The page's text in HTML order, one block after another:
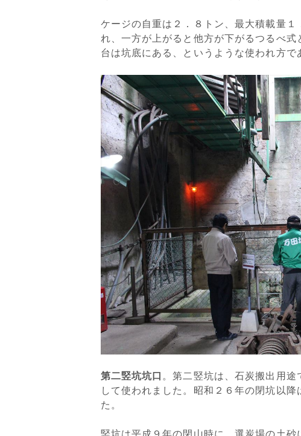
ケージの自重は２．８トン、最大積載量
れ、一方が上がると他方が下がるつるべ
台は坑底にある、というような使われ方で
第二竪坑坑口 。第二竪坑は、石炭搬出用
して使われました。昭和２６年の閉坑以
た。